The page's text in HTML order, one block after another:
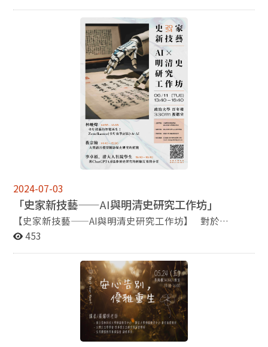
村、農業與農民（1950-1960年代）》（政大出版社），
以及本系講座教授張廣達院士的《張廣達文集4：中原、
域外與歷史交流》（政大出版社）。此外，為了表彰張廣
達院士長年的學術貢獻，以及慶祝他即將到來的九三壽
誕，本系與本校文學院、圖書館和出版社等單位特地在5
月23日為張院士舉辦新書發表會，發表會的現場影片可透
過下面連結觀看： https://youtu.be/uPN848EvpKY?
si=1IYml3HkTeO2VNJY 另一方，在過去的半年裡，本系
的師生與系友亦得到了多項榮譽，在此與各位讀者分享我
們的喜悅：本系黃仁姿老師榮獲111學年度專業課程與通
識課程教學優良教師，任教於國立中興大學歷史系的本系
系友侯嘉星老師升等副教授，而筆者也獲得了2023年第
史所113年度第1梯次博士後研究學者、系友林牧之榮獲
中研院史語所113年度第1梯次博士後研究學者、系友許
慈佑和陳昕邵榮獲中研院近史所113年度第2梯次博士後
研究學者。本系侯家榆同學榮獲2024年中研院史語所
「人類學門獎助博士生計畫」。本系陳欣柔和朱柏愷同學
錄取本系碩士班、本系陳映蓉同學錄取國立成功大學考古
學研究所、本系石曜嘉同學考取112年公務人員地方特考
三級考試財經廉政類科。 本系潘力銘同學榮獲第33屆陳
百年先生學術論文獎研究生組第二名、張業祥、賀冠溱與
賴元康同學榮獲此獎項研究生組佳作，而黃暐窚同學則獲
得此項獎大學生組第三名。此外，黃暐窚同學也獲得112
學年度歷史學系系友獎學金第二名的榮譽。本系倪墨杰老
校學者，從文學、史學、哲學、宗教、藝術與心理學等取
徑，針對「療癒」(healing)的主題進行跨學科對話。 工
作坊旨在彰顯：人文學的價值，除了各學科的知識內涵與
理論方法之外，更在於回答人類生命的「大哉問」，包括
「人之為人」的存在意義、「人在世間」的生存之道，以
及人面對挫折、創傷、鬱憤時的自我修補、自我超克。 透
過疾病、醫療、養生、修行等課題，工作坊將邀請各方共
同探究：「人文學＝療癒力量」之命題如何可能？ 活動
時間｜2024年7月2日（星期二） 9：00~17：00 活動地
點｜國立政治大學百年樓視聽室（330111） 主辦單位｜
「治病、修養與療癒：人文學的跨領域探索」前置規劃案
報名｜https://forms.gle/zjaeSLj3FC7tRzFC8 活動議程
｜請見附圖海報 ※本次活動免費報名，提供午餐，名額有
限，敬請儘早報名，額滿為止。
2024-07-03
「史家新技藝——AI與明清史研究工作坊」
【史家新技藝——AI與明清史研究工作坊】 對於
AI（Artificial Intelligence，人工智慧）時代的來臨，有
而設計，將邀請三位史學界、資訊界專家學者，從個人的
教學、研究與使用經驗，介紹如何利用AI做卡片、搜尋大
型資料庫，及以ChatGPT為研究小幫手，管理、駕馭浩瀚
如海的歷史文獻，以增益個人的研究能力。敬邀對於「史
家新技藝」——AI有興趣的學生和學者共同來探索。 活動
時間｜2024年6月11日（星期二） 13：40－16：45 活動
地點｜國立政治大學百年樓視聽室（330111） 主辦單位
453